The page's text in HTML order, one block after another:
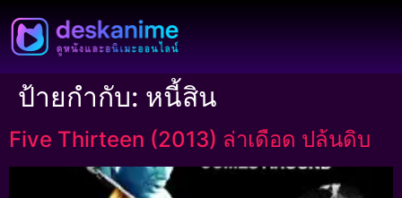
ป้ายกำกับ: หนี้สิน
Five Thirteen (2013) ล่าเดือด ปล้นดิบ